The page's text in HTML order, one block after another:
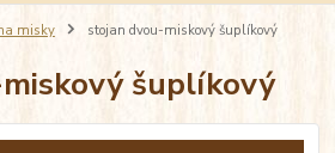
misky stojan dvou-miskový šuplíkový
šuplíkový